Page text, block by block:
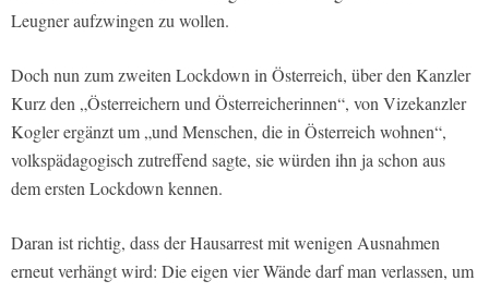
Leugner aufzwingen zu wollen.
Doch nun zum zweiten Lockdown in Österreich, über den Kanzler
Kurz den „Österreichern und Österreicherinnen“, von Vizekanzler
Kogler ergänzt um „und Menschen, die in Österreich wohnen“,
volkspädagogisch zutreffend sagte, sie würden ihn ja schon aus
dem ersten Lockdown kennen.
Daran ist richtig, dass der Hausarrest mit wenigen Ausnahmen
erneut verhängt wird: Die eigen vier Wände darf man verlassen, um